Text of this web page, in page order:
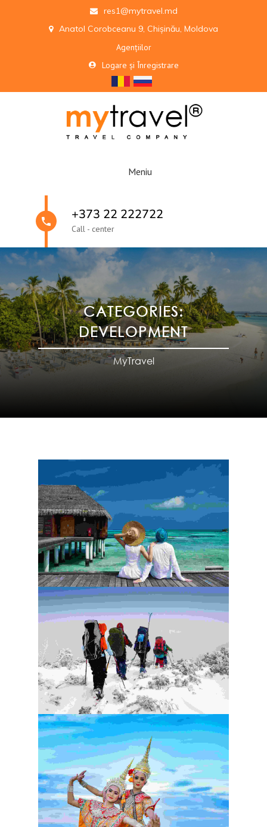
res1@mytravel.md
Anatol Corobceanu 9, Chișinău, Moldova
Agențiilor
Logare și Înregistrare
Meniu
+373 22 222722
Call - center
CATEGORIES:
DEVELOPMENT
MyTravel